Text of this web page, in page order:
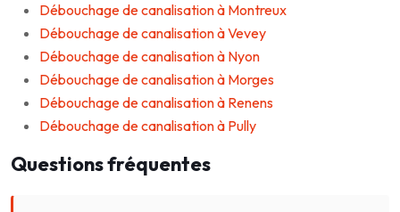
Débouchage de canalisation à Montreux
Débouchage de canalisation à Vevey
Débouchage de canalisation à Nyon
Débouchage de canalisation à Morges
Débouchage de canalisation à Renens
Débouchage de canalisation à Pully
Questions fréquentes